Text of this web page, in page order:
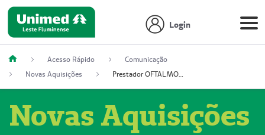
Login
Acesso Rápido
Comunicação
Novas Aquisições
Prestador OFTALMOCLÍNICA SÃO GONÇALO (55004164-2)
Novas Aquisições